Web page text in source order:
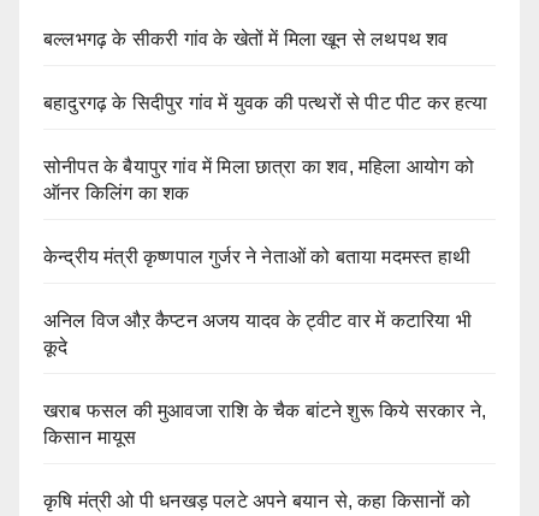
बल्लभगढ़ के सीकरी गांव के खेतों में मिला खून से लथपथ शव
बहादुरगढ़ के सिदीपुर गांव में युवक की पत्थरों से पीट पीट कर हत्या
सोनीपत के बैयापुर गांव में मिला छात्रा का शव, महिला आयोग को
ऑनर किलिंग का शक
केन्द्रीय मंत्री कृष्णपाल गुर्जर ने नेताओं को बताया मदमस्त हाथी
अनिल विज औऱ कैप्टन अजय यादव के ट्वीट वार में कटारिया भी
कूदे
खराब फसल की मुआवजा राशि के चैक बांटने शुरू किये सरकार ने,
किसान मायूस
कृषि मंत्री ओ पी धनखड़ पलटे अपने बयान से, कहा किसानों को